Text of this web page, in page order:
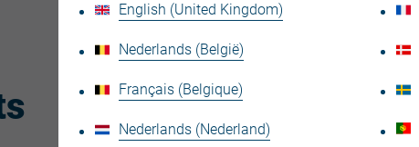
English (United Kingdom)
Nederlands (België)
Français (Belgique)
Nederlands (Nederland)